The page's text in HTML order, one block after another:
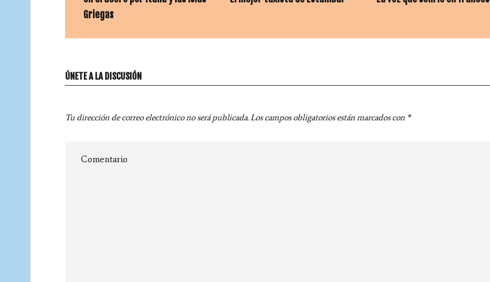
Griegas
ÚNETE A LA DISCUSIÓN
Tu dirección de correo electrónico no será publicada.Los campos obligatorios están marcados con *